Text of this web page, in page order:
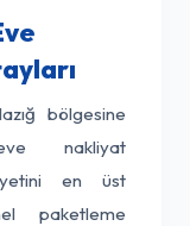
bölgesine
nakliyat
en üst
paketleme